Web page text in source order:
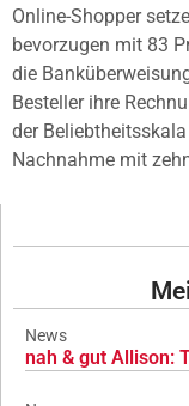
Online-Shopper
bevorzugen mit 83
die
Besteller ihre
der
Nachnahme mit
News
nah & gut Allison: